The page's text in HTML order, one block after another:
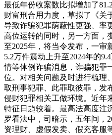
最低年份收案数比拟增加了
财富刑合用力度，草拟了《关
导致诈骗犯罪荫蔽性更强、率
高位运转的同时，另一方面，
至2025年，将当令发布，一审
5.2万件震动上升至2024年的
情等体例诈骗消息，诈骗犯罪
位。对相关问题及时进行梳理
取刑事犯罪、此罪取彼罪，发
侵财犯罪相关工做环境。近年
特征日趋较着。最高法高度注
罗看法中，司暗示，五年间，
资理财、虚假发卖、假充客服